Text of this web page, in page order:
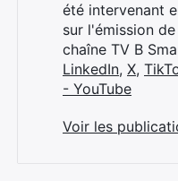
été intervenant
sur l'émission
chaîne TV B
LinkedIn, X,
- YouTube
Voir les